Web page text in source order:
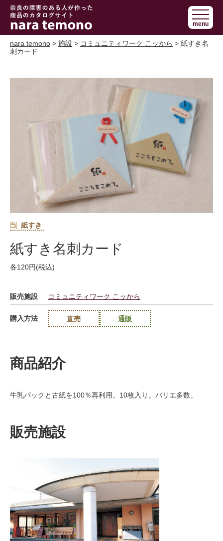
奈良で障害の
ある人の手作
り商品 nara
temono
menu
nara temono > 施設 > コミュニティワーク こッから > 紙すき名
刺カード
紙すき
紙すき名刺カード
各120円(税込)
販売施設 コミュニティワーク こッから
購入方法 直売 通販
商品紹介
牛乳パックと古紙を100％再利用。10枚入り。バリエ多数。
販売施設